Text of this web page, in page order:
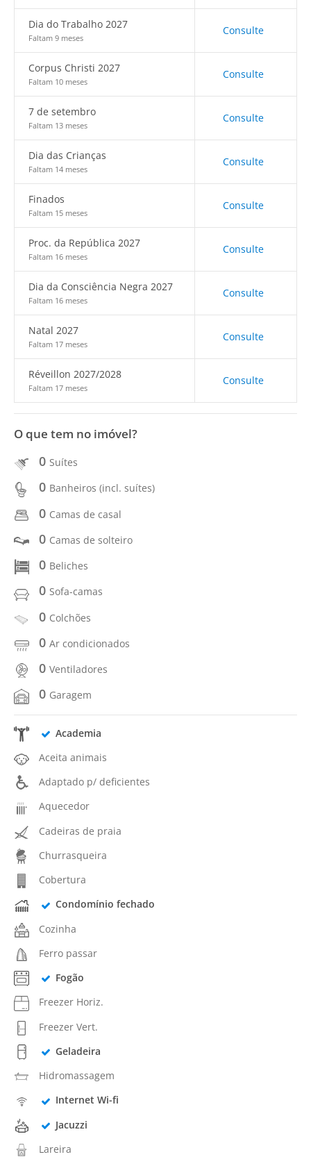
Dia do Trabalho 2027
Faltam 9 meses
Consulte
Corpus Christi 2027
Faltam 10 meses
Consulte
7 de setembro
Faltam 13 meses
Consulte
Dia das Crianças
Faltam 14 meses
Consulte
Finados
Faltam 15 meses
Consulte
Proc. da República 2027
Faltam 16 meses
Consulte
Dia da Consciência Negra 2027
Faltam 16 meses
Consulte
Natal 2027
Faltam 17 meses
Consulte
Réveillon 2027/2028
Faltam 17 meses
Consulte
O que tem no imóvel?
0 Suítes
0 Banheiros (incl. suítes)
0 Camas de casal
0 Camas de solteiro
0 Beliches
0 Sofa-camas
0 Colchões
0 Ar condicionados
0 Ventiladores
0 Garagem
Academia
Aceita animais
Adaptado p/ deficientes
Aquecedor
Cadeiras de praia
Churrasqueira
Cobertura
Condomínio fechado
Cozinha
Ferro passar
Fogão
Freezer Horiz.
Freezer Vert.
Geladeira
Hidromassagem
Internet Wi-fi
Jacuzzi
Lareira